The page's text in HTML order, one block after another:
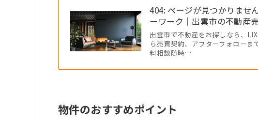
404: ページが見つかりませ
ーワーク｜出雲市の不動産
出雲市で不動産をお探しなら、
ら売買契約、アフターフォロー
料相談随時…
物件のおすすめポイント